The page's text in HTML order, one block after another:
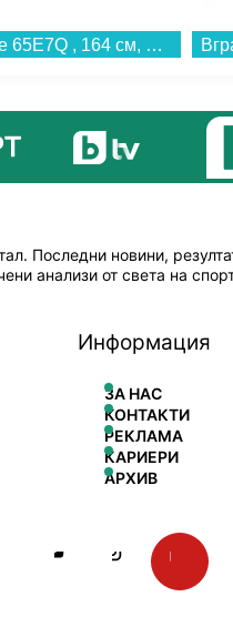
Последни новини,
анализи от света на
Информация
ЗА НАС
КОНТАКТИ
РЕКЛАМА
КАРИЕРИ
АРХИВ